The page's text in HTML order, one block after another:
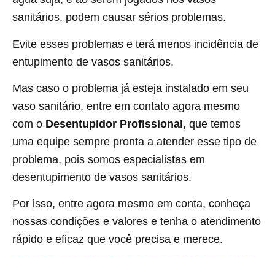
sanitários, podem causar sérios problemas.
Evite esses problemas e terá menos incidência de
entupimento de vasos sanitários.
Mas caso o problema já esteja instalado em seu
vaso sanitário, entre em contato agora mesmo
com o Desentupidor Profissional, que temos
uma equipe sempre pronta a atender esse tipo de
problema, pois somos especialistas em
desentupimento de vasos sanitários.
Por isso, entre agora mesmo em conta, conheça
nossas condições e valores e tenha o atendimento
rápido e eficaz que você precisa e merece.